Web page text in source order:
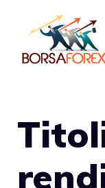
contenuto